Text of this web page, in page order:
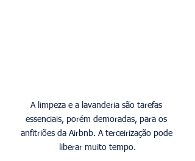
A limpeza e a lavanderia são tarefas
essenciais, porém demoradas, para os
anfitriões da Airbnb. A terceirização pode
liberar muito tempo.